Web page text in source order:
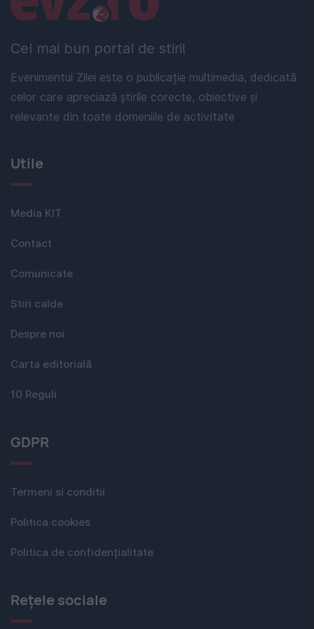
Cel mai bun portal de stiri!
Evenimentul Zilei este o publicație multimedia, dedicată
celor care apreciază știrile corecte, obiective și
relevante din toate domeniile de activitate
Utile
Media KIT
Contact
Comunicate
Stiri calde
Despre noi
Carta editorială
10 Reguli
GDPR
Termeni si conditii
Politica cookies
Politica de confidențialitate
Rețele sociale